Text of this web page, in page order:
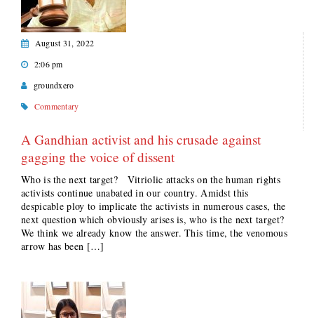
August 31, 2022
2:06 pm
groundxero
Commentary
A Gandhian activist and his crusade against
gagging the voice of dissent
Who is the next target? Vitriolic attacks on the human rights
activists continue unabated in our country. Amidst this
despicable ploy to implicate the activists in numerous cases, the
next question which obviously arises is, who is the next target?
We think we already know the answer. This time, the venomous
arrow has been […]